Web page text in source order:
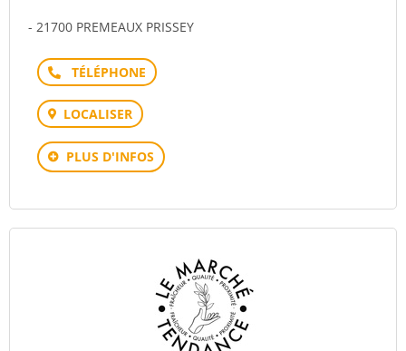
- 21700 PREMEAUX PRISSEY
Téléphone
LOCALISER
PLUS D'INFOS